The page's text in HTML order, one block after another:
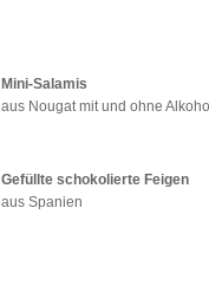
Mini-Salamis
aus Nougat mit und ohne Alkohol
Gefüllte schokolierte Feigen
aus Spanien